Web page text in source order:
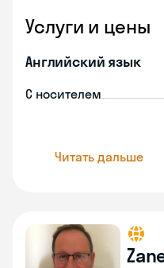
Услуги и цены
Английский язык
С носителем
Читать дальше